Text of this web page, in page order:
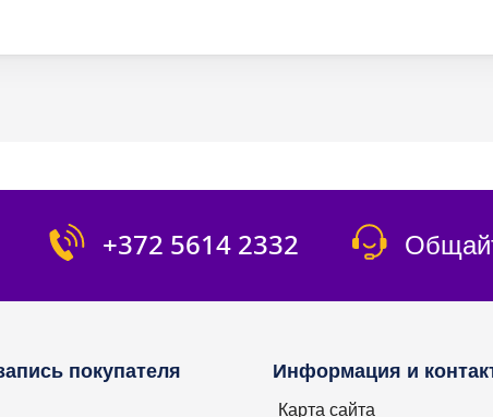
+372 5614 2332
покупателя Информация и
Карта сайта